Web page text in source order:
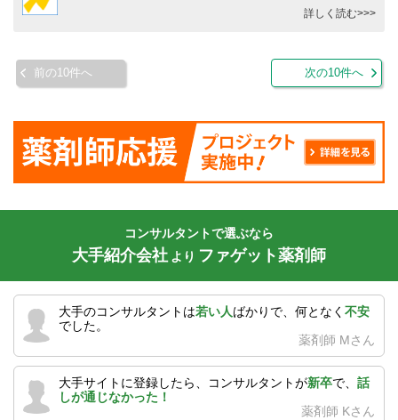
詳しく読む>>>
前の10件へ 次の10件へ
コンサルタントで選ぶなら
大手紹介会社 より ファゲット薬剤師
大手のコンサルタントは若い人ばかりで、何となく 不安
でした。
薬剤師 Mさん
大手サイトに登録したら、コンサルタントが新卒で、 話
しが通じなかった！
薬剤師 Kさん